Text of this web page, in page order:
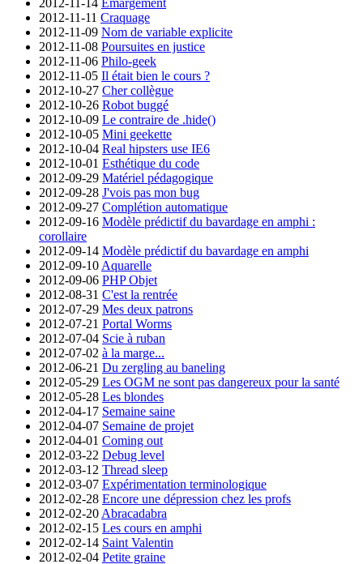
2012-11-11 Craquage
2012-11-09 Nom de variable explicite
2012-11-08 Poursuites en justice
2012-11-06 Philo-geek
2012-11-05 Il était bien le cours ?
2012-10-27 Cher collègue
2012-10-26 Robot buggé
2012-10-09 Le contraire de .hide()
2012-10-05 Mini geekette
2012-10-04 Real hipsters use IE6
2012-10-01 Esthétique du code
2012-09-29 Matériel pédagogique
2012-09-28 J'vois pas mon bug
2012-09-27 Complétion automatique
2012-09-16 Modèle prédictif du bavardage en amphi :
corollaire
2012-09-14 Modèle prédictif du bavardage en amphi
2012-09-10 Aquarelle
2012-09-06 PHP Objet
2012-08-31 C'est la rentrée
2012-07-29 Mes deux patrons
2012-07-21 Portal Worms
2012-07-04 Scie à ruban
2012-07-02 à la marge...
2012-06-21 Du zergling au baneling
2012-05-29 Les OGM ne sont pas dangereux pour la santé
2012-05-28 Les blondes
2012-04-17 Semaine saine
2012-04-07 Semaine de projet
2012-04-01 Coming out
2012-03-22 Debug level
2012-03-12 Thread sleep
2012-03-07 Expérimentation terminologique
2012-02-28 Encore une dépression chez les profs
2012-02-20 Abracadabra
2012-02-15 Les cours en amphi
2012-02-14 Saint Valentin
2012-02-04 Petite graine